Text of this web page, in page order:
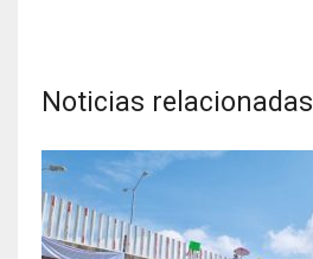
Noticias relacionadas